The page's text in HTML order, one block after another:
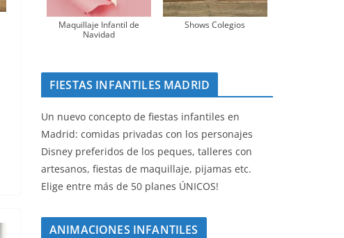
Maquillaje Infantil de
Navidad
Shows Colegios
FIESTAS INFANTILES MADRID
Un nuevo concepto de fiestas infantiles en
Madrid: comidas privadas con los personajes
Disney preferidos de los peques, talleres con
artesanos, fiestas de maquillaje, pijamas etc.
Elige entre más de 50 planes ÚNICOS!
ANIMACIONES INFANTILES